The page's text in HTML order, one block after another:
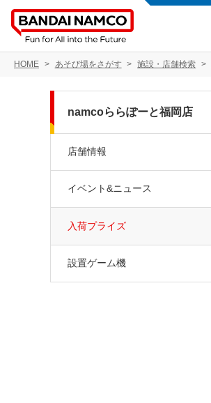
HOME あそび場をさがす 施設・店舗検索
namcoららぽーと福岡店
店舗情報
イベント&ニュース
入荷プライズ
設置ゲーム機